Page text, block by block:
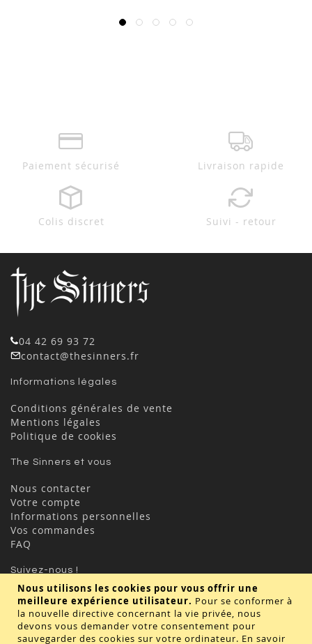
Nous utilisons les cookies pour vous offrir une
meilleure expérience utilisateur. Pour se conformer à
la nouvelle directive concernant la vie privée, nous
devons vous demander votre consentement pour
sauvegarder des cookies sur votre ordinateur. En savoir
Paiement sécurisé Livraison rapide
Colis discret Suivi - retour
04 42 69 93 72
contact@thesinners.fr
Informations légales
Conditions générales de vente
Mentions légales
Politique de cookies
The Sinners et vous
Nous contacter
Votre compte
Informations personnelles
Vos commandes
FAQ
Suivez-nous !